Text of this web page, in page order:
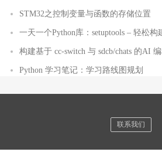
STM32之控制变量与函数的存储位置
一天一个Python库：setuptools – 轻松构
构建基于 cc-switch 与 sdcb/chats 的AI
Python 学习笔记：学习路线图规划
联系我们